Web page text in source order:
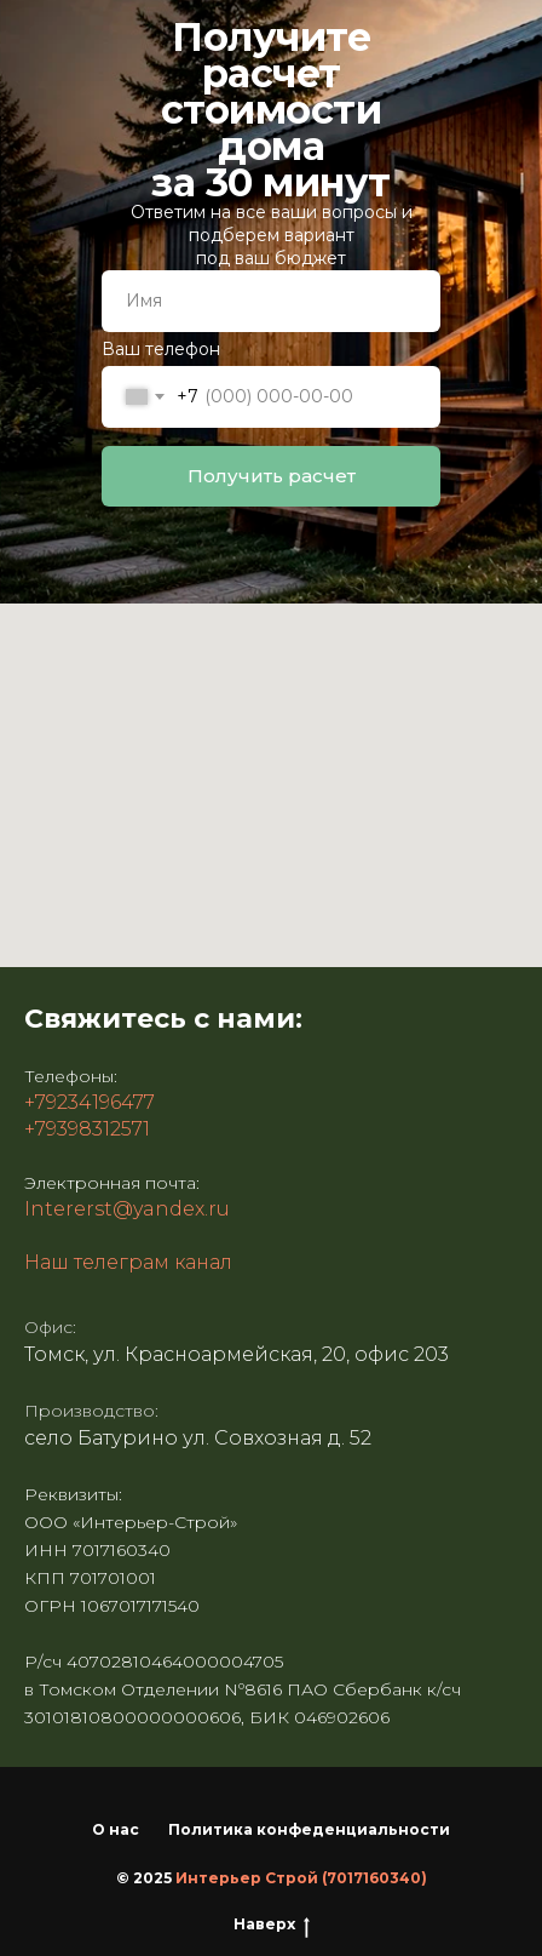
Получите
расчет
стоимости
дома
за 30 минут
Ответим на все ваши вопросы и
подберем вариант
под ваш бюджет
Ваш телефон
+7
Получить расчет
Свяжитесь с нами:
Телефоны:
+79234196477
+79398312571
Электронная почта:
Intererst@yandex.ru
Наш телеграм канал
Офис:
Томск, ул. Красноармейская, 20, офис 203
Производство:
село Батурино ул. Совхозная д. 52
Реквизиты:
ООО «Интерьер-Строй»
ИНН 7017160340
КПП 701701001
ОГРН 1067017171540
Р/сч 40702810464000004705
в Томском Отделении Nº8616 ПАО Сбербанк к/сч
30101810800000000606, БИК 046902606
О нас Политика конфеденциальности
© 2025 Интерьер Строй (7017160340)
Наверх